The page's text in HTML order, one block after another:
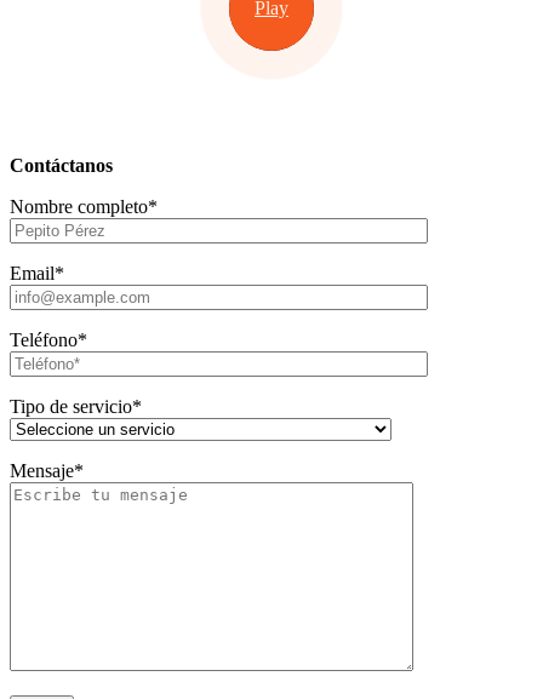
Play
Contáctanos
Nombre completo*
Email*
Teléfono*
Tipo de servicio*
Mensaje*